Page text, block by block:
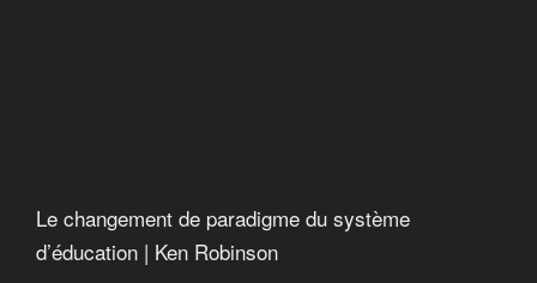
Le changement de paradigme du système
d’éducation | Ken Robinson